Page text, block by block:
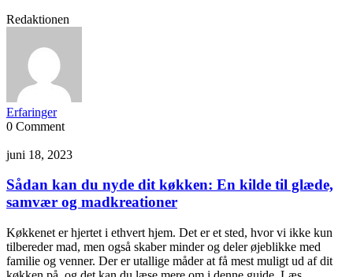
Redaktionen
Erfaringer
0 Comment
juni 18, 2023
Sådan kan du nyde dit køkken: En kilde til glæde,
samvær og madkreationer
Køkkenet er hjertet i ethvert hjem. Det er et sted, hvor vi ikke kun
tilbereder mad, men også skaber minder og deler øjeblikke med
familie og venner. Der er utallige måder at få mest muligt ud af dit